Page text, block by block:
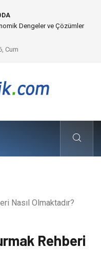
ve Dijital Altyapıda
Cum
Nasıl Olmaktadır?
Rehberi